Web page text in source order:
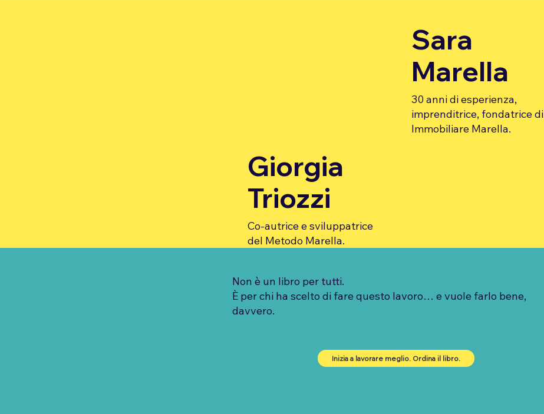
Giorgia
Triozzi
Co-autrice e sviluppatrice
del Metodo Marella.
Sara
Marella
30 anni di esperienza,
imprenditrice, fondatrice di
Immobiliare Marella.
Non è un libro per tutti.
È per chi ha scelto di fare questo lavoro… e vuole farlo bene,
davvero.
Inizia a lavorare meglio. Ordina il libro.